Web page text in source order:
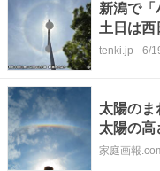
新潟で
土日は西
tenki.jp - 6/
太陽のま
太陽の高
ェントア
家庭画報